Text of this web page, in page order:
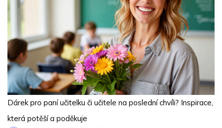
Dárek pro paní učitelku či učitele na poslední chvíli? Inspirace,
která potěší a poděkuje